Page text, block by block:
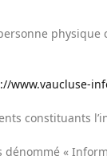
physique
www.vaucluse-
constituants
dénommé «